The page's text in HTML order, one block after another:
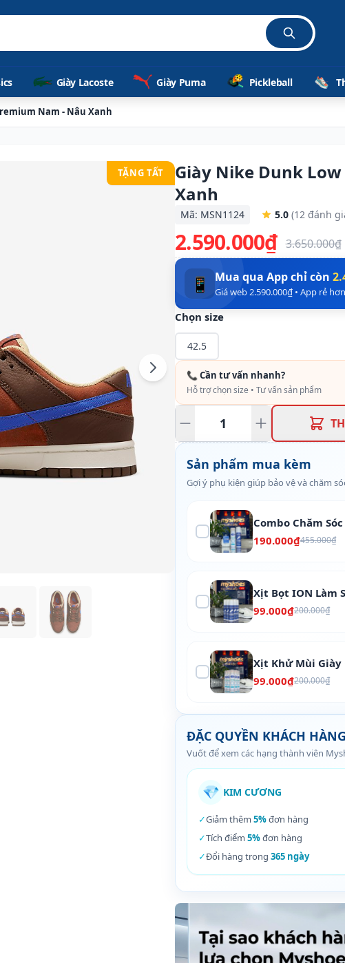
Giày Lacoste Giày Puma Pickleball
Nam - Nâu Xanh
TẶNG TẤT
Giày Nike Dunk
Xanh
Mã: MSN1124 5.0 (12 đánh
2.590.000₫ 3.650.000₫
📱 Mua qua App chỉ còn
Giá web 2.590.000₫ • App rẻ
Chọn size
42.5
📞 Cần tư vấn nhanh?
Hỗ trợ chọn size • Tư vấn sản phẩm
Sản phẩm mua kèm
Gợi ý phụ kiện giúp bảo vệ và chăm
Combo Chăm
190.000₫455.000₫
Xịt Bọt ION Làm
99.000₫200.000₫
Xịt Khử Mùi Giày
99.000₫200.000₫
ĐẶC QUYỀN KHÁCH HÀNG
Vuốt để xem các hạng thành viên
💎 KIM CƯƠNG
✓Giảm thêm 5%đơn hàng
✓Tích điểm 5%đơn hàng
✓Đổi hàng trong 365 ngày